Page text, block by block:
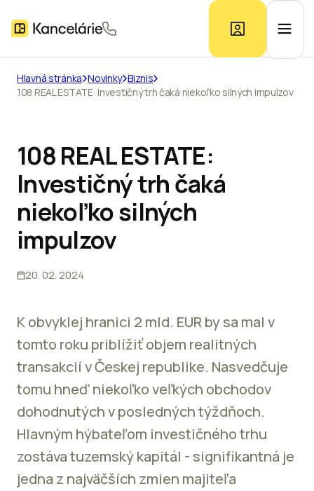
Ponuka kancelárií
Prieskum trhu
Kontakt
Hlavná stránka Novinky Biznis
108 REAL ESTATE: Investičný trh čaká niekoľko silných impulzov
108 REAL ESTATE:
Investičný trh čaká
niekoľko silných
impulzov
20. 02. 2024
K obvyklej hranici 2 mld. EUR by sa mal v
tomto roku priblížiť objem realitných
transakcií v Českej republike. Nasvedčuje
tomu hneď niekoľko veľkých obchodov
dohodnutých v posledných týždňoch.
Hlavným hýbateľom investičného trhu
zostáva tuzemský kapitál - signifikantná je
jedna z najväčších zmien majiteľa